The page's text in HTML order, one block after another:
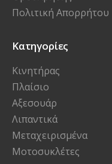
Πολιτική Απορρήτου
Κατηγορίες
Κινητήρας
Πλαίσιο
Αξεσουάρ
Λιπαντικά
Μεταχειρισμένα
Μοτοσυκλέτες